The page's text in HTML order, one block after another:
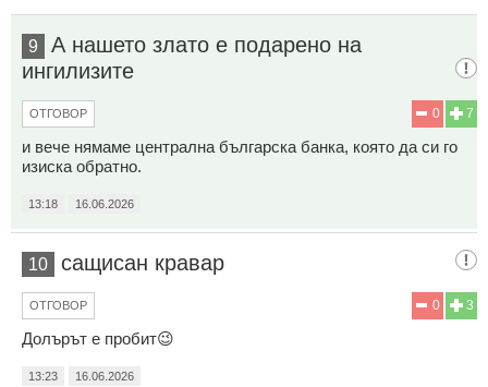
9
А нашето злато е подарено на
ингилизите
7
0
ОТГОВОР
и вече нямаме централна българска банка, която да си го
изиска обратно.
13:18 16.06.2026
10 сащисан кравар
3
0
ОТГОВОР
Долърът е пробит😉
13:23 16.06.2026